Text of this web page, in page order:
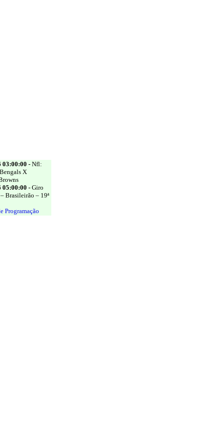
03:00:00 -Nfl:
X
05:00:00 -Giro
Brasileirão – 19ª
Programação